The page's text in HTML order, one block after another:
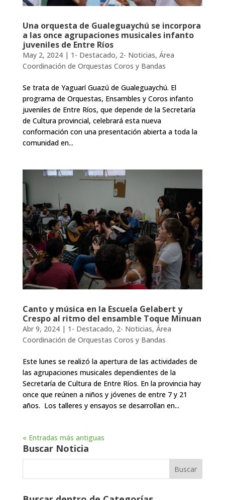
Una orquesta de Gualeguaychú se incorpora
a las once agrupaciones musicales infanto
juveniles de Entre Ríos
May 2, 2024| 1- Destacado, 2- Noticias, Área
Coordinación de Orquestas Coros y Bandas
Se trata de Yaguarí Guazú de Gualeguaychú. El
programa de Orquestas, Ensambles y Coros infanto
juveniles de Entre Ríos, que depende de la Secretaría
de Cultura provincial, celebrará esta nueva
conformación con una presentación abierta a toda la
comunidad en...
Canto y música en la Escuela Gelabert y
Crespo al ritmo del ensamble Toque Minuan
Abr 9, 2024| 1- Destacado, 2- Noticias, Área
Coordinación de Orquestas Coros y Bandas
Este lunes se realizó la apertura de las actividades de
las agrupaciones musicales dependientes de la
Secretaría de Cultura de Entre Ríos. En la provincia hay
once que reúnen a niños y jóvenes de entre 7 y 21
años. Los talleres y ensayos se desarrollan en...
« Entradas más antiguas
Buscar Noticia